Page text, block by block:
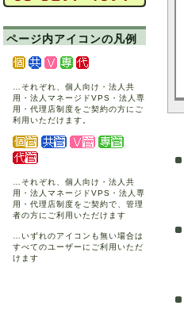
ページ内アイコンの凡例
…それぞれ、個人向け・法人共
用・法人マネージドVPS・法人専
用・代理店制度をご契約の方にご
利用いただけます。
…それぞれ、個人向け・法人共
用・法人マネージドVPS・法人専
用・代理店制度をご契約で、管理
者の方にご利用いただけます
…いずれのアイコンも無い場合は
すべてのユーザーにご利用いただ
けます